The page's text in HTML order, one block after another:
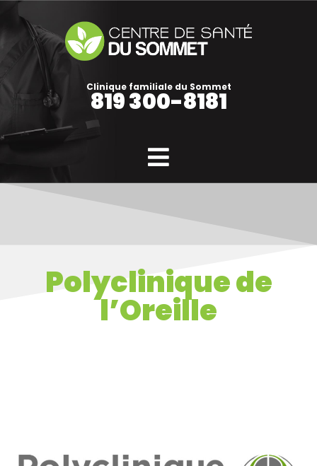
Clinique familiale du Sommet
819 300-8181
Polyclinique de
l’Oreille